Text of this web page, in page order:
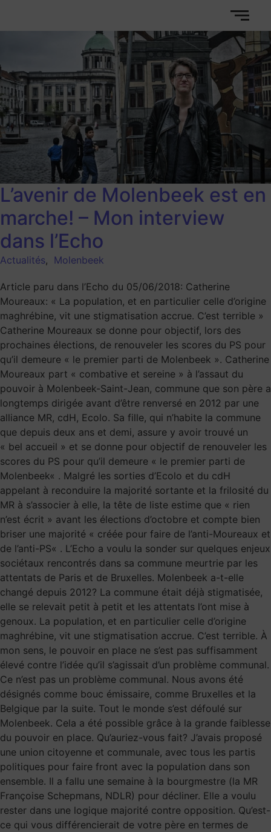
L’avenir de Molenbeek est en
marche! – Mon interview
dans l’Echo
Actualités, Molenbeek
Article paru dans l’Echo du 05/06/2018: Catherine
Moureaux: « La population, et en particulier celle d’origine
maghrébine, vit une stigmatisation accrue. C’est terrible »
Catherine Moureaux se donne pour objectif, lors des
prochaines élections, de renouveler les scores du PS pour
qu’il demeure « le premier parti de Molenbeek ». Catherine
Moureaux part « combative et sereine » à l’assaut du
pouvoir à Molenbeek-Saint-Jean, commune que son père a
longtemps dirigée avant d’être renversé en 2012 par une
alliance MR, cdH, Ecolo. Sa fille, qui n’habite la commune
que depuis deux ans et demi, assure y avoir trouvé un
« bel accueil » et se donne pour objectif de renouveler les
scores du PS pour qu’il demeure « le premier parti de
Molenbeek« . Malgré les sorties d’Ecolo et du cdH
appelant à reconduire la majorité sortante et la frilosité du
MR à s’associer à elle, la tête de liste estime que « rien
n’est écrit » avant les élections d’octobre et compte bien
briser une majorité « créée pour faire de l’anti-Moureaux et
de l’anti-PS« . L’Echo a voulu la sonder sur quelques enjeux
sociétaux rencontrés dans sa commune meurtrie par les
attentats de Paris et de Bruxelles. Molenbeek a-t-elle
changé depuis 2012? La commune était déjà stigmatisée,
elle se relevait petit à petit et les attentats l’ont mise à
genoux. La population, et en particulier celle d’origine
maghrébine, vit une stigmatisation accrue. C’est terrible. À
mon sens, le pouvoir en place ne s’est pas suffisamment
élevé contre l’idée qu’il s’agissait d’un problème communal.
Ce n’est pas un problème communal. Nous avons été
désignés comme bouc émissaire, comme Bruxelles et la
Belgique par la suite. Tout le monde s’est défoulé sur
Molenbeek. Cela a été possible grâce à la grande faiblesse
du pouvoir en place. Qu’auriez-vous fait? J’avais proposé
une union citoyenne et communale, avec tous les partis
politiques pour faire front avec la population dans son
ensemble. Il a fallu une semaine à la bourgmestre (la MR
Françoise Schepmans, NDLR) pour décliner. Elle a voulu
rester dans une logique majorité contre opposition. Qu’est-
ce qui vous différencierait de votre père en termes de